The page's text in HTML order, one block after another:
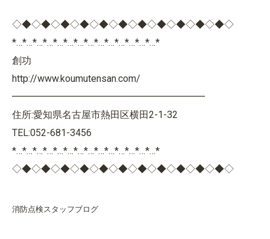
◇◆◇◆◇◆◇◆◇◆◇◆◇◆◇◆◇◆◇◆◇◆◇
*…*…*…*…*…*…*…*…*…*…*…*…*…*…*
創功
http://www.koumutensan.com/
━━━━━━━━━━━━━━━━━━━━
住所:愛知県名古屋市熱田区横田2-1-32
TEL:052-681-3456
*…*…*…*…*…*…*…*…*…*…*…*…*…*…*
◇◆◇◆◇◆◇◆◇◆◇◆◇◆◇◆◇◆◇◆◇◆◇
消防点検スタッフブログ